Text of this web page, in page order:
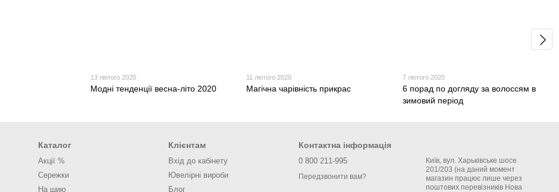
13 лютого 2020
Модні тенденції весна-літо 2020
11 лютого 2020
Магічна чарівність прикрас
7 лютого 2020
6 порад по догляду за волоссям в
зимовий період
Каталог
Акції %
Сережки
На шию
Клієнтам
Вхід до кабінету
Ювелірні вироби
Блог
Контактна інформація
0 800 211-995
Передзвонити вам?
Київ, вул. Харьківське шосе
201/203 (на даний момент
магазин працює лише через
поштових перевізників Нова